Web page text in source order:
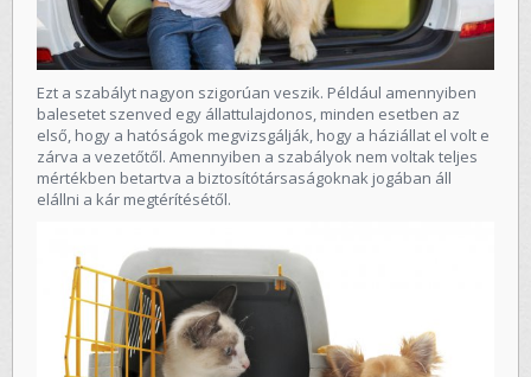
Ezt a szabályt nagyon szigorúan veszik. Például amennyiben
balesetet szenved egy állattulajdonos, minden esetben az
első, hogy a hatóságok megvizsgálják, hogy a háziállat el volt e
zárva a vezetőtől. Amennyiben a szabályok nem voltak teljes
mértékben betartva a biztosítótársaságoknak jogában áll
elállni a kár megtérítésétől.